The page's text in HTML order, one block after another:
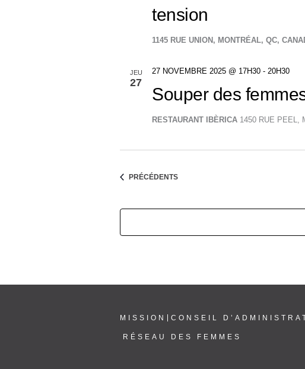
tension
1145 RUE UNION, MONTRÉAL, QC,
JEU
27
Souper des
27 NOVEMBRE 2025 @ 17H30 - 20H30
RESTAURANT IBÈRICA 1450 RUE PEEL,
ÉVÈNEMENTS
PRÉCÉDENTS
MISSION CONSEIL
RÉSEAU DES FEMMES